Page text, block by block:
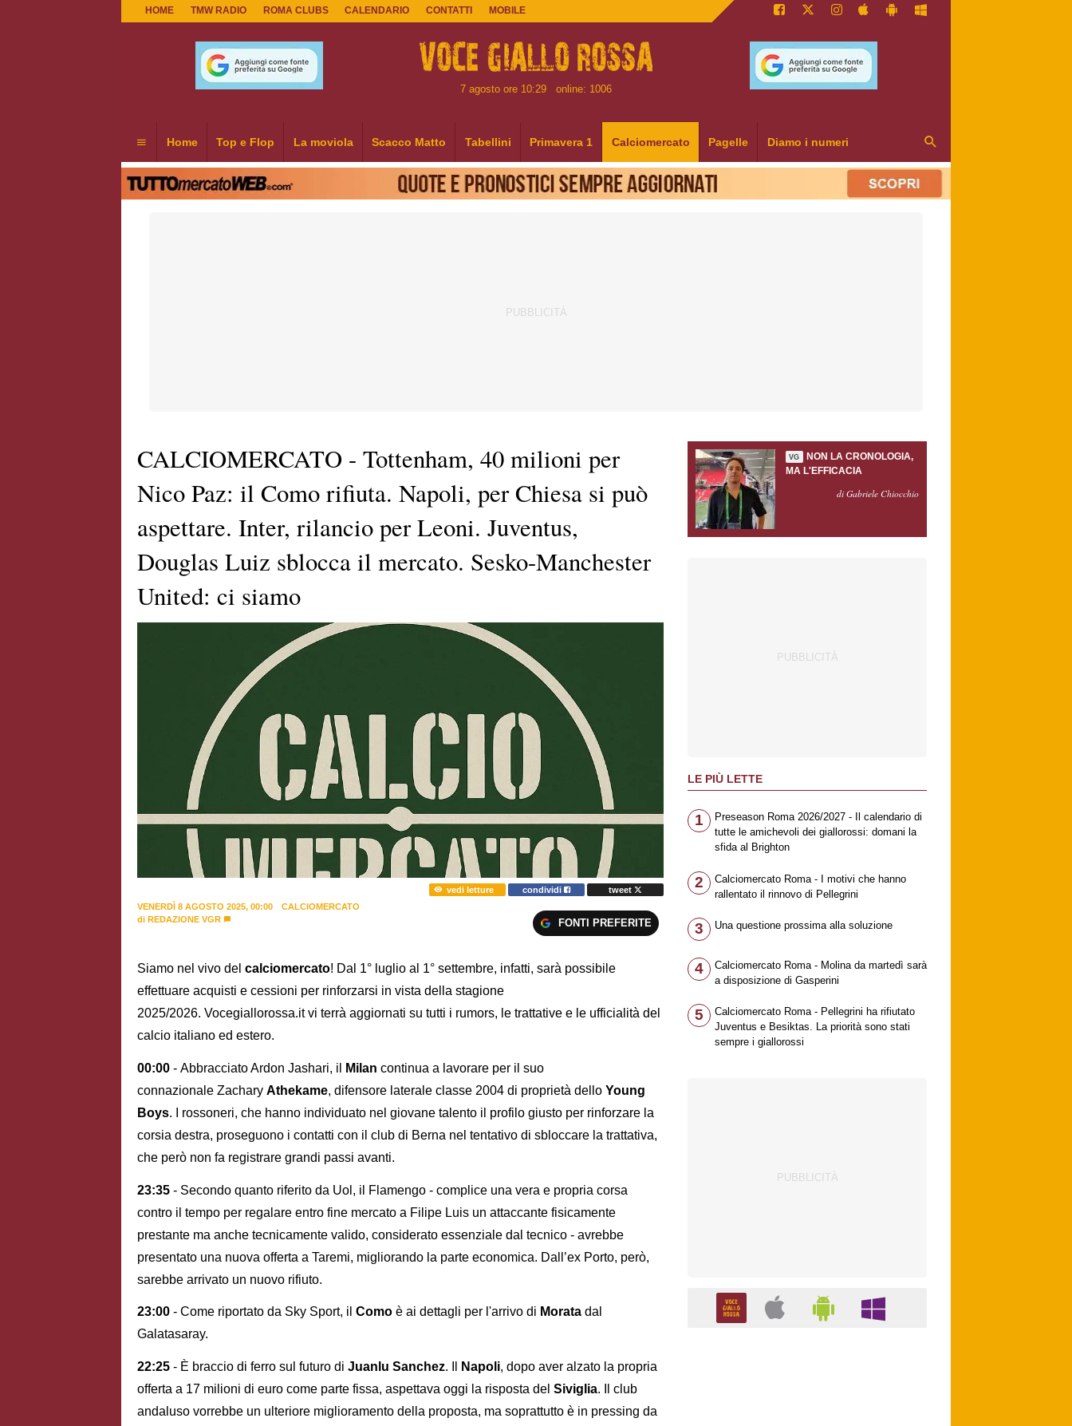
HOME TMW RADIO ROMA CLUBS CALENDARIO CONTATTI MOBILE
7 agosto ore 10:29 online: 1006
Home Top e Flop La moviola Scacco Matto Tabellini Primavera 1 Calciomercato Pagelle Diamo i numeri
CALCIOMERCATO - Tottenham, 40 milioni per
Nico Paz: il Como rifiuta. Napoli, per Chiesa si può
aspettare. Inter, rilancio per Leoni. Juventus,
Douglas Luiz sblocca il mercato. Sesko-Manchester
United: ci siamo
vedi letture condividi
tweet
VENERDÌ 8 AGOSTO 2025, 00:00
CALCIOMERCATO
di REDAZIONE VGR FONTI PREFERITE
Siamo nel vivo del calciomercato! Dal 1° luglio al 1° settembre, infatti, sarà possibile
effettuare acquisti e cessioni per rinforzarsi in vista della stagione
2025/2026. Vocegiallorossa.it vi terrà aggiornati su tutti i rumors, le trattative e le ufficialità del
calcio italiano ed estero.
00:00 - Abbracciato Ardon Jashari, il Milan continua a lavorare per il suo
connazionale Zachary Athekame, difensore laterale classe 2004 di proprietà dello Young
Boys. I rossoneri, che hanno individuato nel giovane talento il profilo giusto per rinforzare la
corsia destra, proseguono i contatti con il club di Berna nel tentativo di sbloccare la trattativa,
che però non fa registrare grandi passi avanti.
23:35 - Secondo quanto riferito da Uol, il Flamengo - complice una vera e propria corsa
contro il tempo per regalare entro fine mercato a Filipe Luis un attaccante fisicamente
prestante ma anche tecnicamente valido, considerato essenziale dal tecnico - avrebbe
presentato una nuova offerta a Taremi, migliorando la parte economica. Dall’ex Porto, però,
sarebbe arrivato un nuovo rifiuto.
23:00 - Come riportato da Sky Sport, il Como è ai dettagli per l'arrivo di Morata dal
Galatasaray.
22:25 - È braccio di ferro sul futuro di Juanlu Sanchez. Il Napoli, dopo aver alzato la propria
offerta a 17 milioni di euro come parte fissa, aspettava oggi la risposta del Siviglia. Il club
andaluso vorrebbe un ulteriore miglioramento della proposta, ma soprattutto è in pressing da
VG
NON LA CRONOLOGIA,
MA L'EFFICACIA
di Gabriele Chiocchio
LE PIÙ LETTE
1
Preseason Roma 2026/2027 - Il calendario di
tutte le amichevoli dei giallorossi: domani la
sfida al Brighton
2
Calciomercato Roma - I motivi che hanno
rallentato il rinnovo di Pellegrini
3 Una questione prossima alla soluzione
4
Calciomercato Roma - Molina da martedì sarà
a disposizione di Gasperini
5
Calciomercato Roma - Pellegrini ha rifiutato
Juventus e Besiktas. La priorità sono stati
sempre i giallorossi